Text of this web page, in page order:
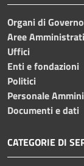
Organi di Governo
Aree
Uffici
Enti e fondazioni
Politici
Personale
Documenti e dati
CATEGORIE DI